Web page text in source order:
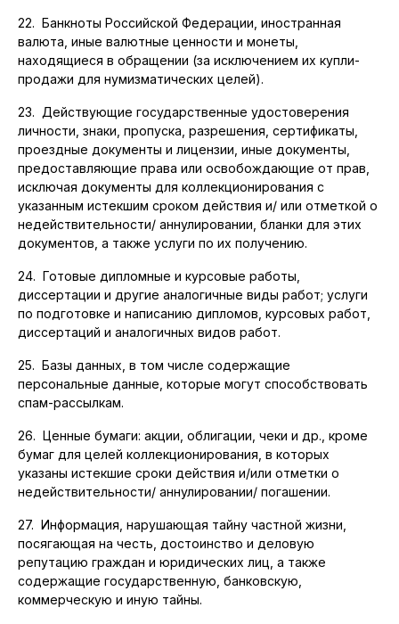
22. Банкноты Российской Федерации, иностранная
валюта, иные валютные ценности и монеты,
находящиеся в обращении (за исключением их купли-
продажи для нумизматических целей).
23. Действующие государственные удостоверения
личности, знаки, пропуска, разрешения, сертификаты,
проездные документы и лицензии, иные документы,
предоставляющие права или освобождающие от прав,
исключая документы для коллекционирования с
указанным истекшим сроком действия и/ или отметкой о
недействительности/ аннулировании, бланки для этих
документов, а также услуги по их получению.
24. Готовые дипломные и курсовые работы,
диссертации и другие аналогичные виды работ; услуги
по подготовке и написанию дипломов, курсовых работ,
диссертаций и аналогичных видов работ.
25. Базы данных, в том числе содержащие
персональные данные, которые могут способствовать
спам-рассылкам.
26. Ценные бумаги: акции, облигации, чеки и др., кроме
бумаг для целей коллекционирования, в которых
указаны истекшие сроки действия и/или отметки о
недействительности/ аннулировании/ погашении.
27. Информация, нарушающая тайну частной жизни,
посягающая на честь, достоинство и деловую
репутацию граждан и юридических лиц, а также
содержащие государственную, банковскую,
коммерческую и иную тайны.